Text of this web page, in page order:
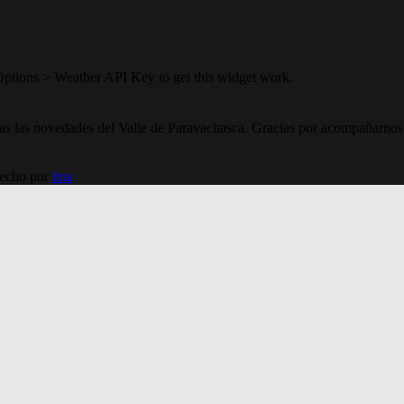
> Weather API Key to get this widget work.
las novedades del Valle de Paravachasca. Gracias por
por lma